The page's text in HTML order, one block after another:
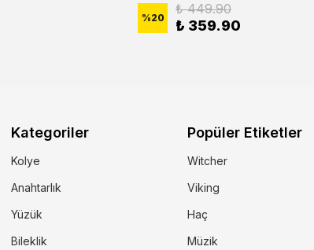
%20
₺ 449.90
₺ 359.90
Kategoriler
Kolye
Anahtarlık
Yüzük
Bileklik
Popüler Etiketler
Witcher
Viking
Haç
Müzik